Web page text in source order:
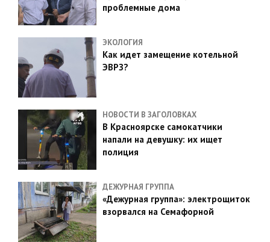
проблемные дома
ЭКОЛОГИЯ
Как идет замещение котельной
ЭВРЗ?
НОВОСТИ В ЗАГОЛОВКАХ
В Красноярске самокатчики
напали на девушку: их ищет
полиция
ДЕЖУРНАЯ ГРУППА
«Дежурная группа»: электрощиток
взорвался на Семафорной